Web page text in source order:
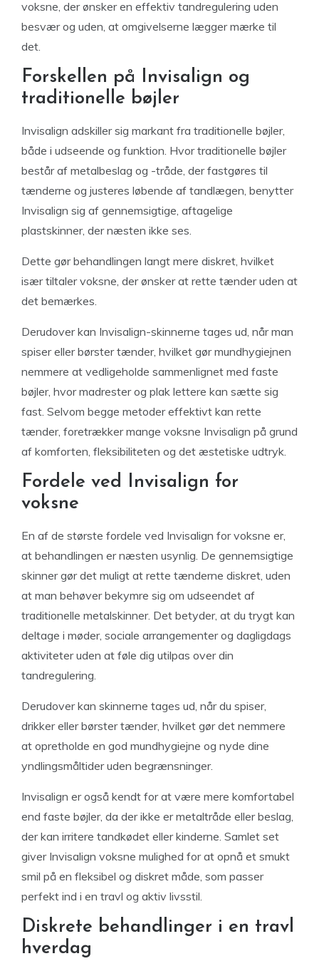
voksne, der ønsker en effektiv tandregulering uden
besvær og uden, at omgivelserne lægger mærke til
det.
Forskellen på Invisalign og
traditionelle bøjler
Invisalign adskiller sig markant fra traditionelle bøjler,
både i udseende og funktion. Hvor traditionelle bøjler
består af metalbeslag og -tråde, der fastgøres til
tænderne og justeres løbende af tandlægen, benytter
Invisalign sig af gennemsigtige, aftagelige
plastskinner, der næsten ikke ses.
Dette gør behandlingen langt mere diskret, hvilket
især tiltaler voksne, der ønsker at rette tænder uden at
det bemærkes.
Derudover kan Invisalign-skinnerne tages ud, når man
spiser eller børster tænder, hvilket gør mundhygiejnen
nemmere at vedligeholde sammenlignet med faste
bøjler, hvor madrester og plak lettere kan sætte sig
fast. Selvom begge metoder effektivt kan rette
tænder, foretrækker mange voksne Invisalign på grund
af komforten, fleksibiliteten og det æstetiske udtryk.
Fordele ved Invisalign for
voksne
En af de største fordele ved Invisalign for voksne er,
at behandlingen er næsten usynlig. De gennemsigtige
skinner gør det muligt at rette tænderne diskret, uden
at man behøver bekymre sig om udseendet af
traditionelle metalskinner. Det betyder, at du trygt kan
deltage i møder, sociale arrangementer og dagligdags
aktiviteter uden at føle dig utilpas over din
tandregulering.
Derudover kan skinnerne tages ud, når du spiser,
drikker eller børster tænder, hvilket gør det nemmere
at opretholde en god mundhygiejne og nyde dine
yndlingsmåltider uden begrænsninger.
Invisalign er også kendt for at være mere komfortabel
end faste bøjler, da der ikke er metaltråde eller beslag,
der kan irritere tandkødet eller kinderne. Samlet set
giver Invisalign voksne mulighed for at opnå et smukt
smil på en fleksibel og diskret måde, som passer
perfekt ind i en travl og aktiv livsstil.
Diskrete behandlinger i en travl
hverdag